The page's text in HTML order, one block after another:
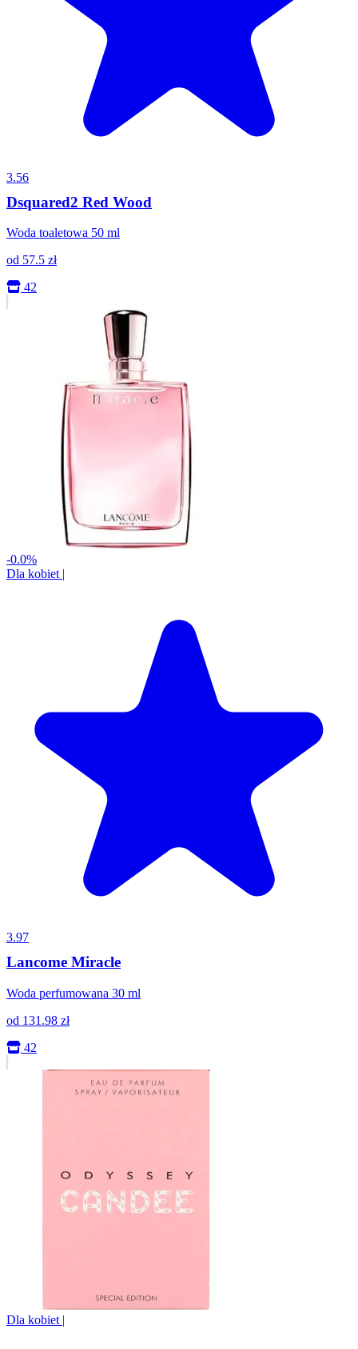
3.56
Dsquared2 Red Wood
Woda toaletowa 50 ml
od 57.5 zł
42
-0.0%
Dla kobiet |
3.97
Lancome Miracle
Woda perfumowana 30 ml
od 131.98 zł
42
Dla kobiet |